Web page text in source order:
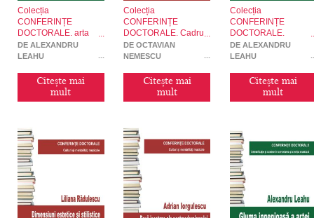
Colecția
CONFERINȚE
DOCTORALE. arta
fugii de J.S.Bach – O
dramă muzicală
DE ALEXANDRU
LEAHU
Citește mai
mult
Colecția
CONFERINȚE
DOCTORALE. Cadru
ritualic versus cadrul
spectacular
DE OCTAVIAN
NEMESCU
Citește mai
mult
Colecția
CONFERINȚE
DOCTORALE.
Coloristica muzicală
interferențe cu artele
poetică
DE ALEXANDRU
LEAHU
Citește mai
mult